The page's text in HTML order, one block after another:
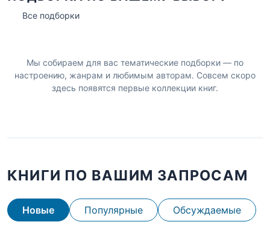
Все подборки
Мы собираем для вас тематические подборки — по
настроению, жанрам и любимым авторам. Совсем скоро
здесь появятся первые коллекции книг.
КНИГИ ПО ВАШИМ ЗАПРОСАМ
Новые Популярные Обсуждаемые